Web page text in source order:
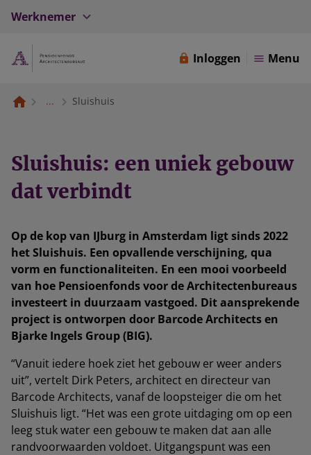
Werknemer
Inloggen Menu
... Sluishuis
Sluishuis: een uniek gebouw
dat verbindt
Op de kop van IJburg in Amsterdam ligt sinds 2022
het Sluishuis. Een opvallende verschijning, qua
vorm en functionaliteiten. En een mooi voorbeeld
van hoe Pensioenfonds voor de Architectenbureaus
investeert in duurzaam vastgoed. Dit aansprekende
project is ontworpen door Barcode Architects en
Bjarke Ingels Group (BIG).
“Vanuit iedere hoek ziet het gebouw er weer anders
uit”, vertelt Dirk Peters, architect en directeur van
Barcode Architects, vanaf de loopsteiger die om het
Sluishuis ligt. “Het was een grote uitdaging om op een
leeg stuk water een gebouw te maken dat aan alle
randvoorwaarden voldoet. Uitgangspunt was een